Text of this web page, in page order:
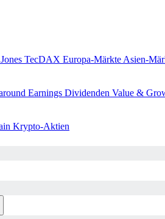
TecDAX Europa-Märkte Asien-
Earnings Dividenden Value &
Krypto-Aktien